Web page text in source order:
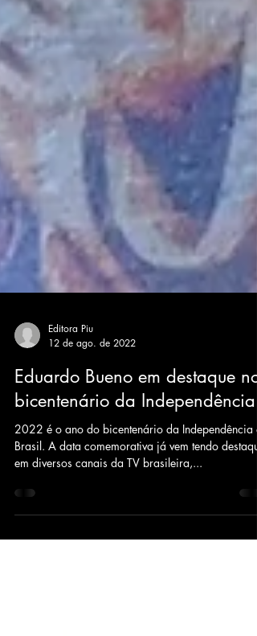
Editora Piu
12 de ago. de 2022
Eduardo Bueno em destaque no
bicentenário da Independência
2022 é o ano do bicentenário da Independência
Brasil. A data comemorativa já vem tendo destaque